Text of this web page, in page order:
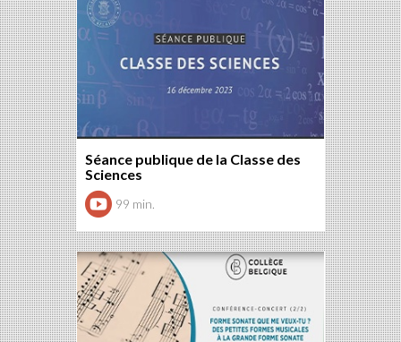
Séance publique de la Classe des
Sciences
99 min.